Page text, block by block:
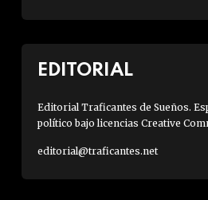
EDITORIAL
Editorial Traficantes de Sueños.
político bajo licencias Creative
editorial@traficantes.net